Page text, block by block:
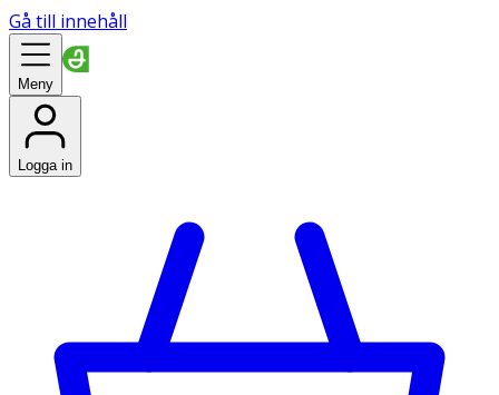
Gå till innehåll
Meny
Logga in